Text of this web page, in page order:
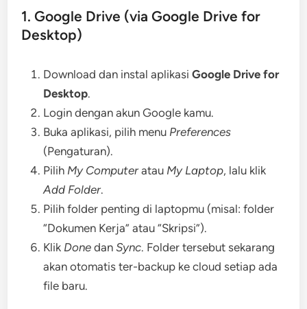
1. Google Drive (via Google Drive for
Desktop)
Download dan instal aplikasiGoogle Drive for
Desktop.
Login dengan akun Google kamu.
Buka aplikasi, pilih menu Preferences
(Pengaturan).
Pilih My Computer atau My Laptop, lalu klik
Add Folder.
Pilih folder penting di laptopmu (misal: folder
“Dokumen Kerja” atau “Skripsi”).
Klik Done danSync. Folder tersebut sekarang
akan otomatis ter-backup ke cloud setiap ada
file baru.